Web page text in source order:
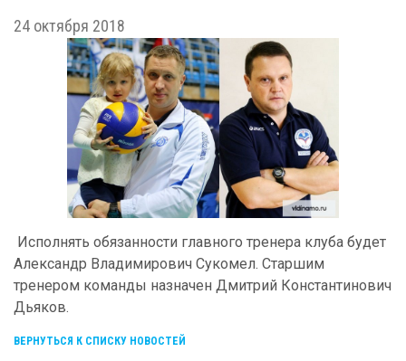
24 октября 2018
Исполнять обязанности главного тренера клуба будет
Александр Владимирович Сукомел. Старшим
тренером команды назначен Дмитрий Константинович
Дьяков.
ВЕРНУТЬСЯ К СПИСКУ НОВОСТЕЙ